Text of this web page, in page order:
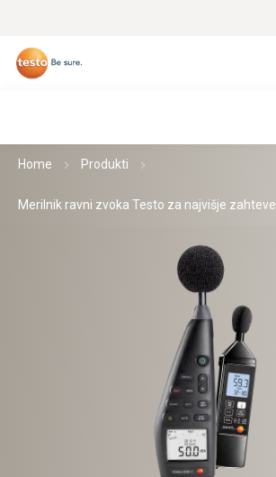
Home Produkti
Merilnik ravni zvoka Testo za najvišje zahteve